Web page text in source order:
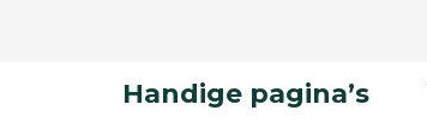
Handige pagina’s